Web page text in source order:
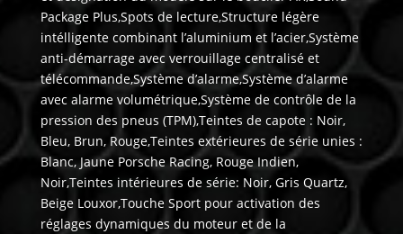
Package Plus,Spots de lecture,Structure légère
intélligente combinant l’aluminium et l’acier,Système
anti-démarrage avec verrouillage centralisé et
télécommande,Système d’alarme,Système d’alarme
avec alarme volumétrique,Système de contrôle de la
pression des pneus (TPM),Teintes de capote : Noir,
Bleu, Brun, Rouge,Teintes extérieures de série unies :
Blanc, Jaune Porsche Racing, Rouge Indien,
Noir,Teintes intérieures de série: Noir, Gris Quartz,
Beige Louxor,Touche Sport pour activation des
réglages dynamiques du moteur et de la